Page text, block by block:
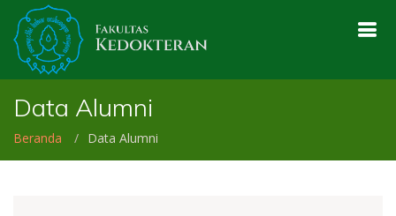
Data Alumni
Beranda Data Alumni